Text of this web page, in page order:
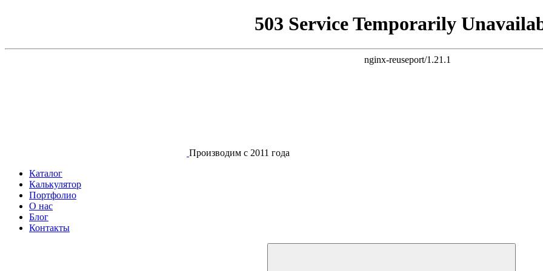
503 Service Temporarily
nginx-reuseport/1.21.1
Производим с 2011 года
Каталог
Калькулятор
Портфолио
О нас
Блог
Контакты